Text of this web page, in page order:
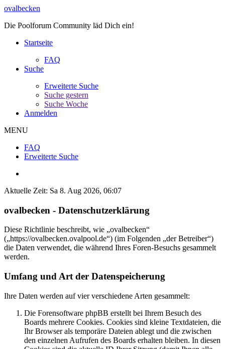
ovalbecken
Die Poolforum Community läd Dich ein!
Startseite
FAQ
Suche
Erweiterte Suche
Suche gestern
Suche Woche
Anmelden
MENU
FAQ
Erweiterte Suche
Aktuelle Zeit: Sa 8. Aug 2026, 06:07
ovalbecken - Datenschutzerklärung
Diese Richtlinie beschreibt, wie „ovalbecken“
(„https://ovalbecken.ovalpool.de“) (im Folgenden „der Betreiber“)
die Daten verwendet, die während Ihres Foren-Besuchs gesammelt
werden.
Umfang und Art der Datenspeicherung
Ihre Daten werden auf vier verschiedene Arten gesammelt:
Die Forensoftware phpBB erstellt bei Ihrem Besuch des
Boards mehrere Cookies. Cookies sind kleine Textdateien, die
Ihr Browser als temporäre Dateien ablegt und die zwischen
den einzelnen Aufrufen des Boards erhalten bleiben. In diesen